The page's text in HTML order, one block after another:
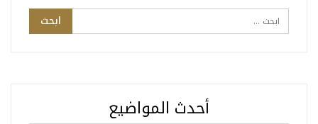
أحدث المواضيع